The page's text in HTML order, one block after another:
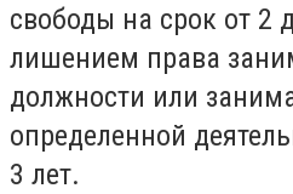
свободы на срок от 2
лишением права
должности или
определенной
3 лет.